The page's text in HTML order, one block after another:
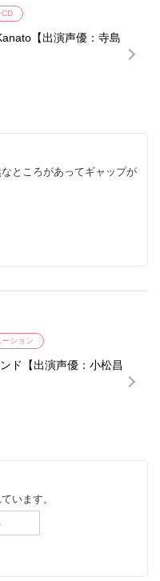
CD
【出演声優：寺島
ところがあってギャップが
ション
ド【出演声優：小松昌
います。